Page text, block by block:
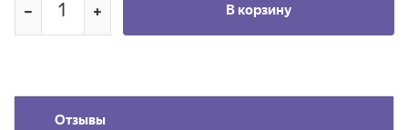
В корзину
Отзывы